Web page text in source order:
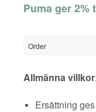
Puma ger 2%
Order
Allmänna villkor:
Ersättning